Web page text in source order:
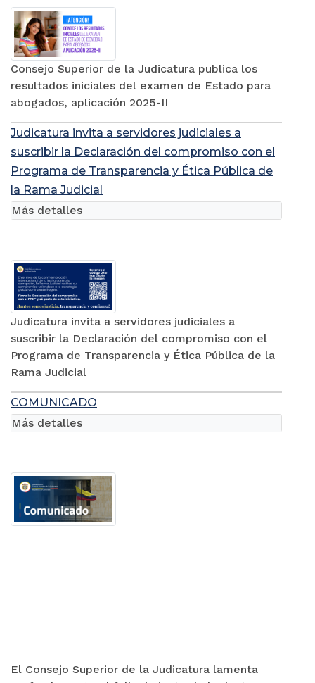
Consejo Superior de la Judicatura publica los
resultados iniciales del examen de Estado para
abogados, aplicación 2025-II
Judicatura invita a servidores judiciales a
suscribir la Declaración del compromiso con el
Programa de Transparencia y Ética Pública de
la Rama Judicial
Judicatura invita a servidores judiciales a
suscribir la Declaración del compromiso con el
Programa de Transparencia y Ética Pública de la
Rama Judicial
Más detalles
COMUNICADO
El Consejo Superior de la Judicatura lamenta
Más detalles